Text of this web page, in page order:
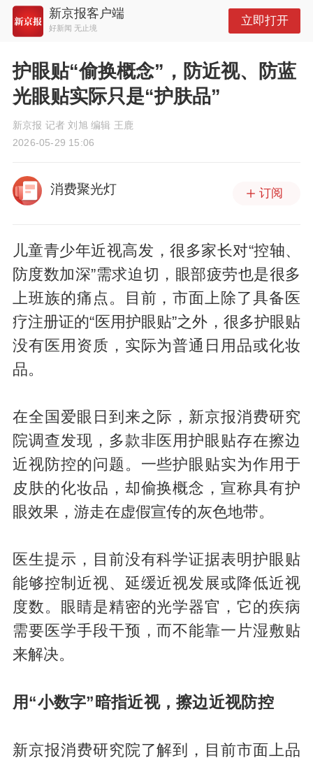
新京报客户端
好新闻 无止境
立即打开
护眼贴“偷换概念”，防近视、防蓝
光眼贴实际只是“护肤品”
新京报 记者 刘旭 编辑 王鹿
2026-05-29 15:06
消费聚光灯 订阅
儿童青少年近视高发，很多家长对“控轴、
防度数加深”需求迫切，眼部疲劳也是很多
上班族的痛点。目前，市面上除了具备医
疗注册证的“医用护眼贴”之外，很多护眼贴
没有医用资质，实际为普通日用品或化妆
品。
在全国爱眼日到来之际，新京报消费研究
院调查发现，多款非医用护眼贴存在擦边
近视防控的问题。一些护眼贴实为作用于
皮肤的化妆品，却偷换概念，宣称具有护
眼效果，游走在虚假宣传的灰色地带。
医生提示，目前没有科学证据表明护眼贴
能够控制近视、延缓近视发展或降低近视
度数。眼睛是精密的光学器官，它的疾病
需要医学手段干预，而不能靠一片湿敷贴
来解决。
用“小数字”暗指近视，擦边近视防控
新京报消费研究院了解到，目前市面上品